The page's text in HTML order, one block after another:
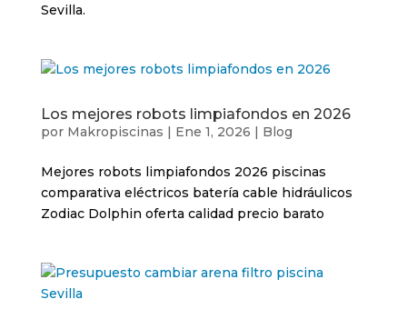
Sevilla.
Los mejores robots limpiafondos en 2026
por Makropiscinas | Ene 1, 2026 | Blog
Mejores robots limpiafondos 2026 piscinas
comparativa eléctricos batería cable hidráulicos
Zodiac Dolphin oferta calidad precio barato